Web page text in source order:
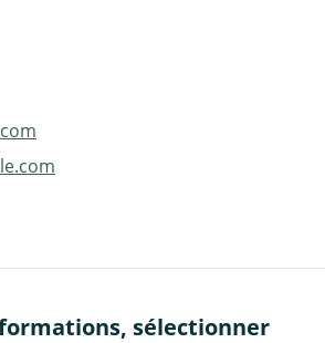
sélectionner